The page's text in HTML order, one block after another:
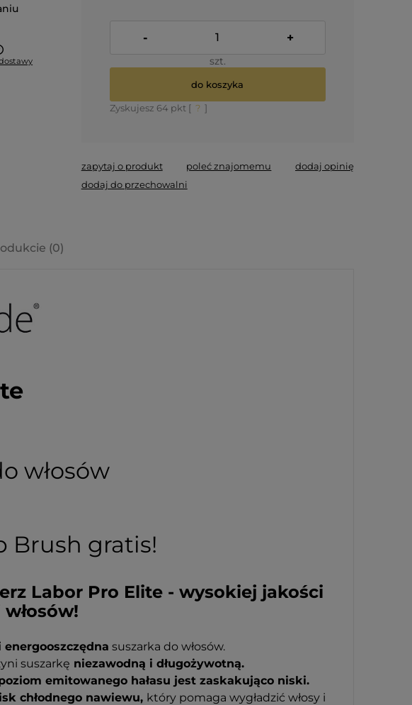
- +
szt.
do koszyka
Zyskujesz 64 pkt [ ? ]
zapytaj o produkt poleć znajomemu
dodaj opinię
dodaj do przechowalni
(0)
włosów
Brush gratis!
Labor Pro Elite - wysokiej jakości
!
suszarka do włosów.
suszarkę niezawodną i długożywotną.
emitowanego hałasu jest zaskakująco niski.
chłodnego nawiewu, który pomaga wygładzić włosy i